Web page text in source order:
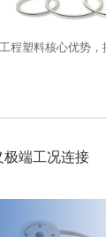
程塑料核心优势，
极端工况连接